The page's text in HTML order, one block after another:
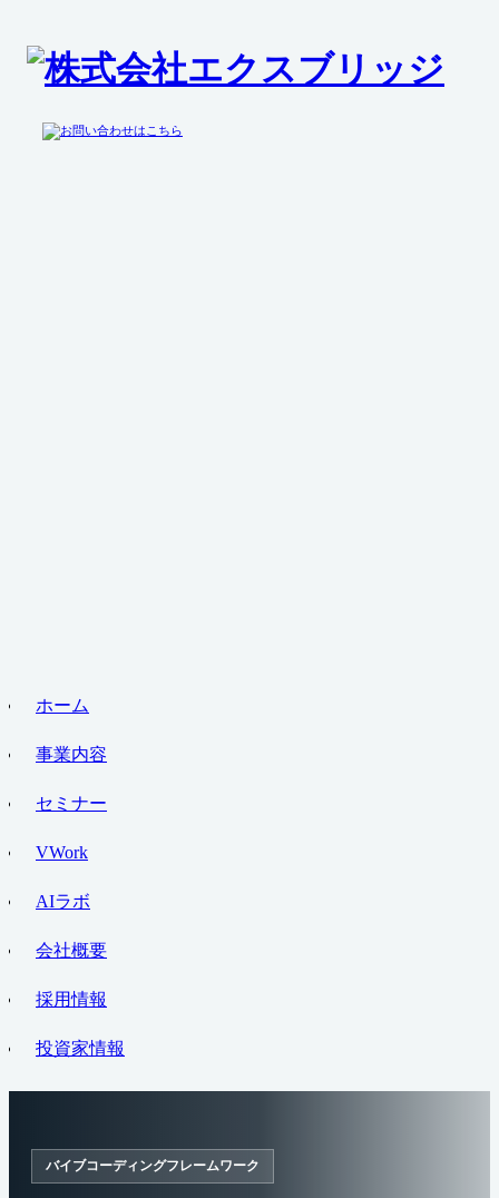
ホーム
事業内容
セミナー
VWork
AIラボ
会社概要
採用情報
投資家情報
バイブコーディングフレームワーク